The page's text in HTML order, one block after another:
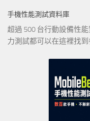
手機性能測試資料庫
超過 500 台行動設備性
力測試都可以在這裡找到